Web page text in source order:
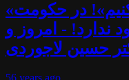
«هر دو را با هم انتخاب کنیم»! در حکومت
ندارد! - امروز و
حسین لاجوردی
56 years ago